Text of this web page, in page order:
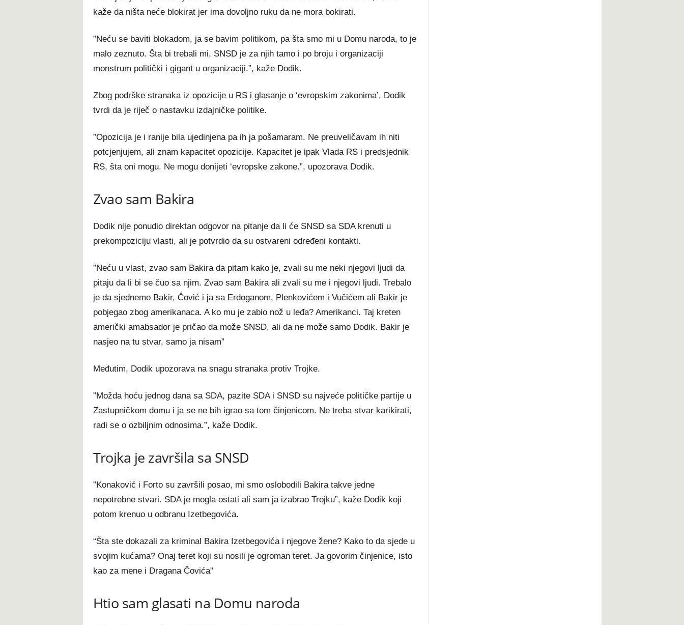
kaže da ništa neće blokirat jer ima dovoljno ruku da ne mora bokirati.
”Neću se baviti blokadom, ja se bavim politikom, pa šta smo mi u Domu naroda, to je
malo zeznuto. Šta bi trebali mi, SNSD je za njih tamo i po broju i organizaciji
monstrum politički i gigant u organizaciji.”, kaže Dodik.
Zbog podrške stranaka iz opozicije u RS i glasanje o ‘evropskim zakonima’, Dodik
tvrdi da je riječ o nastavku izdajničke politike.
”Opozicija je i ranije bila ujedinjena pa ih ja pošamaram. Ne preuveličavam ih niti
potcjenjujem, ali znam kapacitet opozicije. Kapacitet je ipak Vlada RS i predsjednik
RS, šta oni mogu. Ne mogu donijeti ‘evropske zakone.”, upozorava Dodik.
Zvao sam Bakira
Dodik nije ponudio direktan odgovor na pitanje da li će SNSD sa SDA krenuti u
prekompoziciju vlasti, ali je potvrdio da su ostvareni određeni kontakti.
”Neću u vlast, zvao sam Bakira da pitam kako je, zvali su me neki njegovi ljudi da
pitaju da li bi se čuo sa njim. Zvao sam Bakira ali zvali su me i njegovi ljudi. Trebalo
je da sjednemo Bakir, Čović i ja sa Erdoganom, Plenkovićem i Vučićem ali Bakir je
pobjegao zbog amerikanaca. A ko mu je zabio nož u leđa? Amerikanci. Taj kreten
američki amabsador je pričao da može SNSD, ali da ne može samo Dodik. Bakir je
nasjeo na tu stvar, samo ja nisam”
Međutim, Dodik upozorava na snagu stranaka protiv Trojke.
”Možda hoću jednog dana sa SDA, pazite SDA i SNSD su najveće političke partije u
Zastupničkom domu i ja se ne bih igrao sa tom činjenicom. Ne treba stvar karikirati,
radi se o ozbiljnim odnosima.”, kaže Dodik.
Trojka je završila sa SNSD
”Konaković i Forto su završili posao, mi smo oslobodili Bakira takve jedne
nepotrebne stvari. SDA je mogla ostati ali sam ja izabrao Trojku”, kaže Dodik koji
potom krenuo u odbranu Izetbegovića.
“Šta ste dokazali za kriminal Bakira Izetbegovića i njegove žene? Kako to da sjede u
svojim kućama? Onaj teret koji su nosili je ogroman teret. Ja govorim činjenice, isto
kao za mene i Dragana Čovića”
Htio sam glasati na Domu naroda